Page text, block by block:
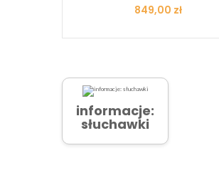
Cena
849,00 zł
informacje:
słuchawki